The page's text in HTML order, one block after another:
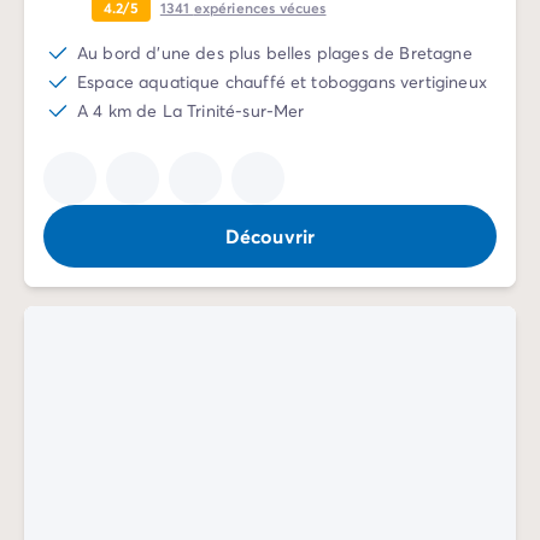
Camping Rhône-Alpes
Camping Ardèche
Camping Vallon-Pont-d'Arc
Camping Drôme
Camping Savoie
Camping Espagne
Camping Cantabria
4.2/5 1341 expériences vécues
Au bord d'une des plus belles plages de Bretagne
Espace aquatique chauffé et toboggans vertigineux
A 4 km de La Trinité-sur-Mer
Découvrir